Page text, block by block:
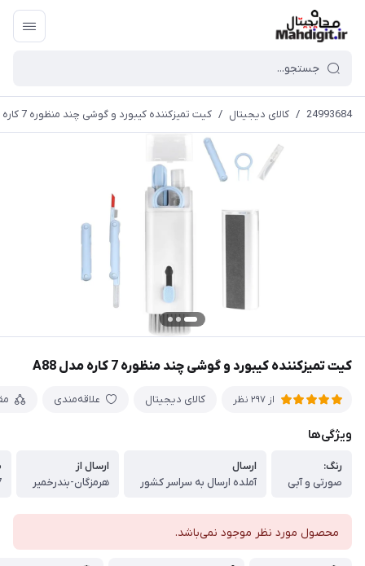
24993684
/ کالای دیجیتال / کیت تمیزکننده کیبورد و گوشی چند منظوره 7 کاره مدل A88
کیت تمیزکننده کیبورد و گوشی چند منظوره 7 کاره مدل A88
از 297 نظر کالای دیجیتال علاقه‌مندی
ویژگی‌ها
رنگ:
صورتی و آبی
ارسال
آملده ارسال به سراسر کشور
ارسال از
هرمزگان-بندرخمیر
7 روز
محصول مورد نظر موجود نمی‌باشد.